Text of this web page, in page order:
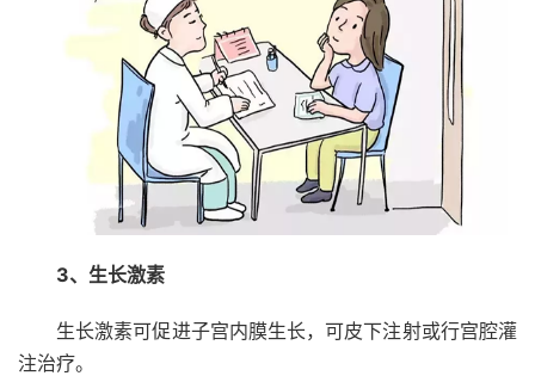
3、生长激素
生长激素可促进子宫内膜生长，可皮下注射或行宫腔灌
注治疗。